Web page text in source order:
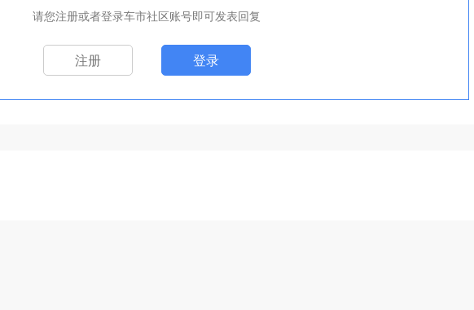
请您注册或者登录车市社区账号即可发表回复
注册 登录